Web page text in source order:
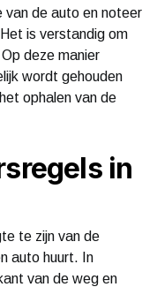
van de auto en noteer
is verstandig om
deze manier
wordt gehouden
ophalen van de
in
te zijn van de
auto huurt. In
van de weg en